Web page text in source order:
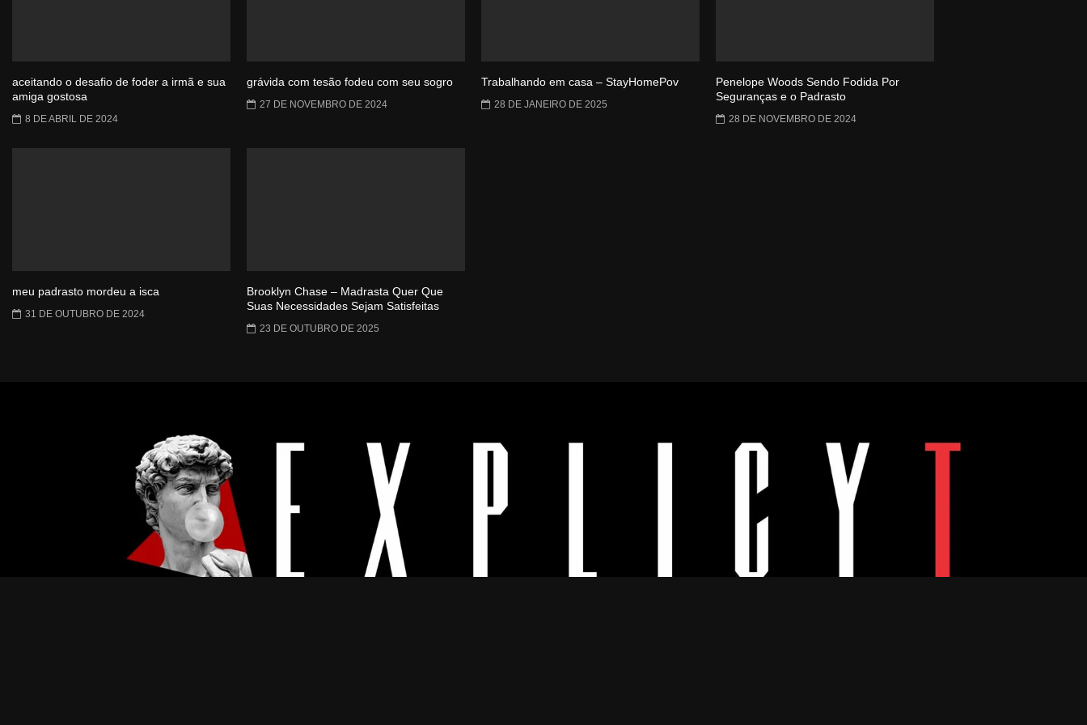
aceitando o desafio de foder a irmã e sua
amiga gostosa
8 DE ABRIL DE 2024
grávida com tesão fodeu com seu sogro
27 DE NOVEMBRO DE 2024
Trabalhando em casa – StayHomePov
28 DE JANEIRO DE 2025
Penelope Woods Sendo Fodida Por
Seguranças e o Padrasto
28 DE NOVEMBRO DE 2024
meu padrasto mordeu a isca
31 DE OUTUBRO DE 2024
Brooklyn Chase – Madrasta Quer Que
Suas Necessidades Sejam Satisfeitas
23 DE OUTUBRO DE 2025